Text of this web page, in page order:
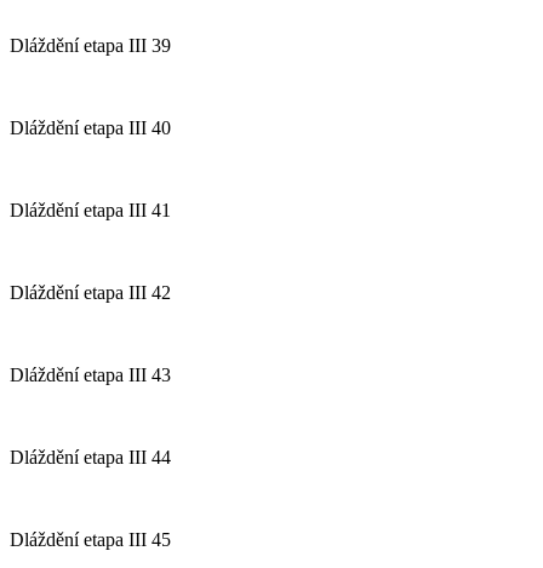
Dláždění etapa III 39
Dláždění etapa III 40
Dláždění etapa III 41
Dláždění etapa III 42
Dláždění etapa III 43
Dláždění etapa III 44
Dláždění etapa III 45